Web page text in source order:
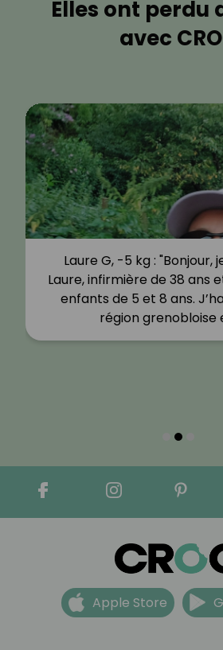
Elles ont perdu
avec
Laure G, -5 kg : "Bonjour,
Laure, infirmière de 38 ans
enfants de 5 et 8 ans.
région grenobloise
Apple Store